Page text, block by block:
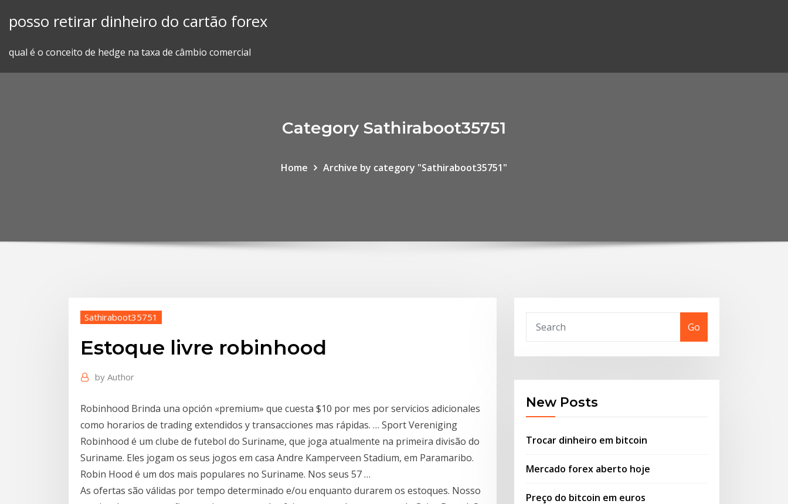
posso retirar dinheiro do cartão forex
qual é o conceito de hedge na taxa de câmbio comercial
Category Sathiraboot35751
Home Archive by category "Sathiraboot35751"
Sathiraboot35751
Estoque livre robinhood
by Author
Robinhood Brinda una opción «premium» que cuesta $10 por mes por servicios adicionales
como horarios de trading extendidos y transacciones mas rápidas. … Sport Vereniging
Robinhood é um clube de futebol do Suriname, que joga atualmente na primeira divisão do
Suriname. Eles jogam os seus jogos em casa Andre Kamperveen Stadium, em Paramaribo.
Robin Hood é um dos mais populares no Suriname. Nos seus 57 …
As ofertas são válidas por tempo determinado e/ou enquanto durarem os estoques. Nosso
Go
New Posts
Trocar dinheiro em bitcoin
Mercado forex aberto hoje
Preço do bitcoin em euros